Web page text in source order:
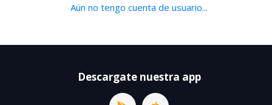
Aún no tengo cuenta de usuario...
Descargate nuestra app